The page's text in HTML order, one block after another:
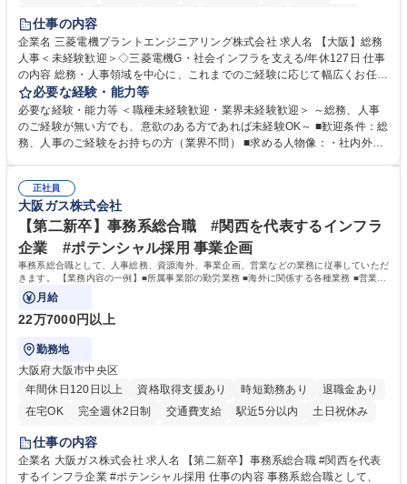
退職金あり
駅近5分以内
土日祝休み 服装自由 寮・社宅あり 食事補助あり
仕事の内容
企業名 三菱電機プラントエンジニアリング株式会社 求人名 【大阪】総務
人事＜未経験歓迎＞◇三菱電機G・社会インフラを支える/年休127日 仕事
の内容 総務・人事領域を中心に、これまでのご経験に応じて幅広くお任せ
します。 ＜具体的には＞ ・総務/人事労務（給与・社保・勤怠管理など）
・採用・教育研修 ・福利厚生運用 など ※基本的には事務所勤務ですが、
採用や教育等の業務内容により、関西圏以外への日帰り・宿泊を伴う国内
出張もございます。 ※担当業務を持ちつつ、お互いに助け合いながら、総
必要な経験・能力等
必要な経験・能力等 ＜職種未経験歓迎・業界未経験歓迎＞ ～総務、人事
のご経験が無い方でも、意欲のある方であれば未経験OK～ ■歓迎条件：総
務、人事のご経験をお持ちの方（業界不問） ■求める人物像：・社内外の
正社員
大阪ガス株式会社
【第二新卒】事務系総合職 #関西を代表するインフラ
企業 #ポテンシャル採用 事業企画
事務系総合職として、人事総務、資源海外、事業企画、営業などの業務に従事していただ
きます。 【業務内容の一例】■所属事業部の勤労業務 ■海外に関係する各種業務 ■営業部
門の企画スタッフ、ルート営業
月給
22万7000円以上
勤務地
大阪府大阪市中央区
年間休日120日以上
資格取得支援あり 時短勤務あり
退職金あり
在宅OK
完全週休2日制 交通費支給 駅近5分以内
土日祝休み
服装自由
第二新卒歓迎
仕事の内容
企業名 大阪ガス株式会社 求人名 【第二新卒】事務系総合職 #関西を代表
するインフラ企業 #ポテンシャル採用 仕事の内容 事務系総合職として、